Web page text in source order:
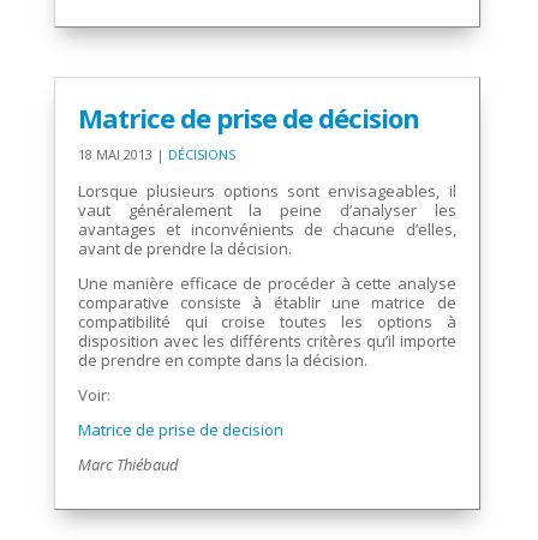
Matrice de prise de décision
18 MAI 2013 | DÉCISIONS
Lorsque plusieurs options sont envisageables, il
vaut généralement la peine d’analyser les
avantages et inconvénients de chacune d’elles,
avant de prendre la décision.
Une manière efficace de procéder à cette analyse
comparative consiste à établir une matrice de
compatibilité qui croise toutes les options à
disposition avec les différents critères qu’il importe
de prendre en compte dans la décision.
Voir:
Matrice de prise de decision
Marc Thiébaud